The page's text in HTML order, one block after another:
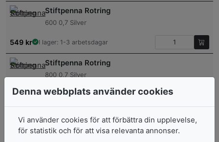
Stiftpenna Rotring
600 0,7 Silver
549 kr I lager: 1-3 arbetsdagar
Stiftpenna Rotring
800 0,7 Silver
1 046kr 7-10 arbetsdagar
Stiftpenna Pilot
H325 0,5mm
Denna webbplats använder cookies
Vi använder cookies för att förbättra din upplevelse,
för statistik och för att visa relevanta annonser.